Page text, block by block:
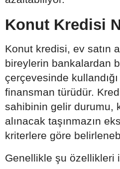
Konut Kredisi
Konut kredisi, ev satın
bireylerin bankalardan
çerçevesinde
finansman türüdür.
sahibinin gelir durumu,
alınacak taşınmazın
kriterlere göre
Genellikle şu özellikleri